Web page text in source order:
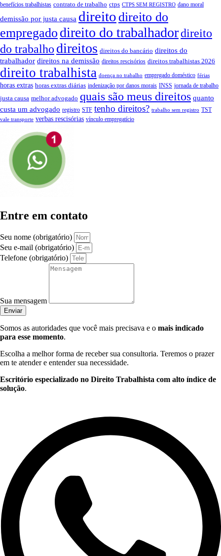
benefícios trabalhistas contrato de trabalho ctps CTPS SEM REGISTRO dano moral
demissão por justa causa direito direito do
empregado direito do trabalhadordireito
do trabalho direitos direitos do bancário direitos do
trabalhador direitos na demissão direitos rescisórios direitos trabalhistas 2026
direito trabalhista doença no trabalho empregado doméstico férias
horas extras horas extras diárias indenização por danos morais INSS jornada de trabalho
justa causa melhor advogado quais são meus direitos quanto
custa um advogado registro STF tenho direitos? trabalho sem registro TST
vale transporte verbas rescisórias vínculo empregatício
Entre em contato
Seu nome (obrigatório)
Seu e-mail (obrigatório)
Telefone (obrigatório)
Sua mensagem
Enviar
Somos as autoridades que você mais precisava e o mais indicado
para esse momento.
Escolha a melhor forma de receber sua consultoria. Teremos o prazer
em te atender e entender sua necessidade.
Escritório especializado no Direito Trabalhista com alto índice de
solução.